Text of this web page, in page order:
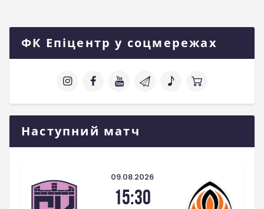
ФК Епіцентр у соцмережах
Наступний матч
09.08.2026
15:30